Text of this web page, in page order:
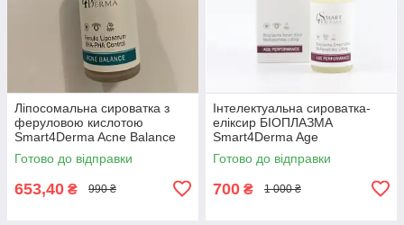
Ліпосомальна сироватка з
феруловою кислотою
Smart4Derma Acne Balance
FERRULIC LIPOSERUM BHA-
PHA CONTROL
Готово до відправки
653,40 ₴ 990 ₴
Інтелектуальна сироватка-
еліксир БІОПЛАЗМА
Smart4Derma Age
Performance BIOPLASMA
SMART ELIXIR
50мл
Готово до відправки
700 ₴ 1 000 ₴